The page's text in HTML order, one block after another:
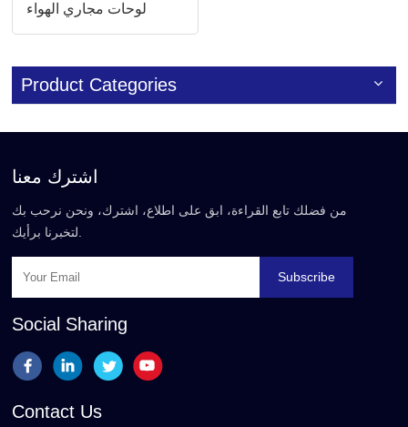
لوحات مجاري الهواء
المقاومة للحريق
Product Categories
اشترك معنا
من فضلك تابع القراءة، ابق على اطلاع، اشترك، ونحن نرحب بك
لتخبرنا برأيك.
Subscribe
Social Sharing
Contact Us